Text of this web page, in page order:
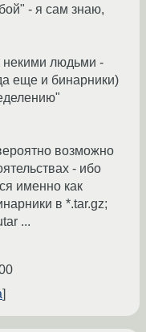
- я сам знаю,
некими людьми -
еще и бинарники)
возможно
- ибо
именно как
в *.tar.gz;
...